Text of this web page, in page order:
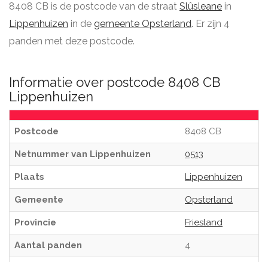
8408 CB is de postcode van de straat Slûsleane in
Lippenhuizen in de gemeente Opsterland. Er zijn 4
panden met deze postcode.
Informatie over postcode 8408 CB
Lippenhuizen
Postcode 8408 CB
Netnummer van Lippenhuizen 0513
Plaats Lippenhuizen
Gemeente Opsterland
Provincie Friesland
Aantal panden 4